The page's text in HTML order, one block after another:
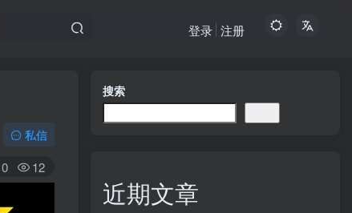
登录 注册
私信
0 12
搜索
近期文章